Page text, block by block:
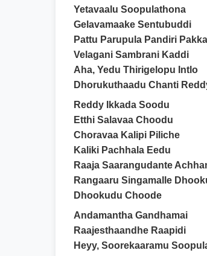
Yetavaalu Soopulathona
Gelavamaake Sentubuddi
Pattu Parupula Pandiri Pakka
Velagani Sambrani Kaddi
Aha, Yedu Thirigelopu Intlo
Dhorukuthaadu Chanti
Reddy Ikkada Soodu
Etthi Salavaa Choodu
Choravaa Kalipi Piliche
Kaliki Pachhala Eedu
Raaja Saarangudante
Rangaaru Singamalle
Dhookudu Choode
Andamantha Gandhamai
Raajesthaandhe Raapidi
Heyy, Soorekaaramu